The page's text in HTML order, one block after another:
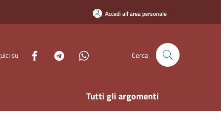
Accedi all'area personale
su Cerca
Tutti gli argomenti